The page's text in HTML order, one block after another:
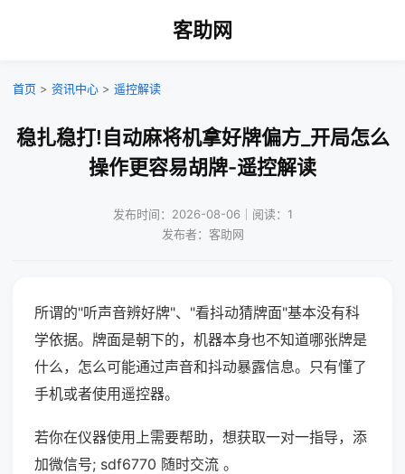
客助网
首页 > 资讯中心 > 遥控解读
稳扎稳打!自动麻将机拿好牌偏方_开局怎么
操作更容易胡牌-遥控解读
发布时间：2026-08-06｜阅读：1
发布者：客助网
所谓的"听声音辨好牌"、"看抖动猜牌面"基本没有科
学依据。牌面是朝下的，机器本身也不知道哪张牌是
什么，怎么可能通过声音和抖动暴露信息。只有懂了
手机或者使用遥控器。
若你在仪器使用上需要帮助，想获取一对一指导，添
加微信号; sdf6770 随时交流 。